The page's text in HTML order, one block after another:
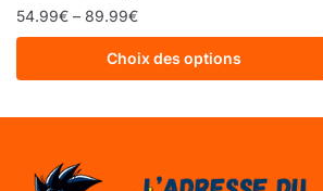
54.99€ – 89.99€
Choix des options